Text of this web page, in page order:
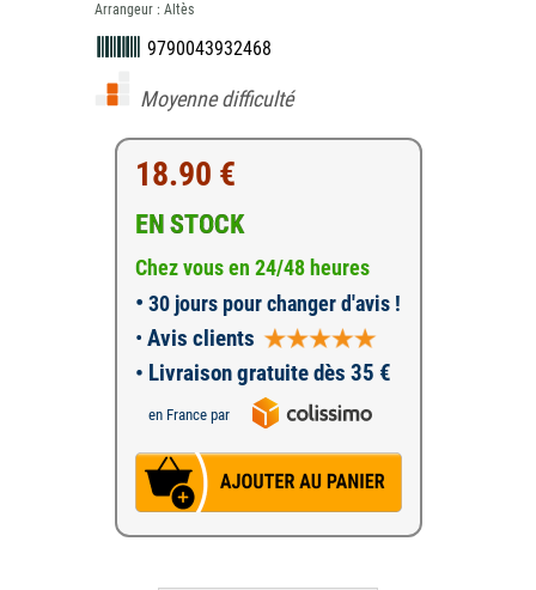
Arrangeur : Altès
9790043932468
Moyenne difficulté
18.90 €
EN STOCK
Chez vous en 24/48 heures
• 30 jours pour changer d'avis !
• Avis clients
• Livraison gratuite dès 35 €
en France par